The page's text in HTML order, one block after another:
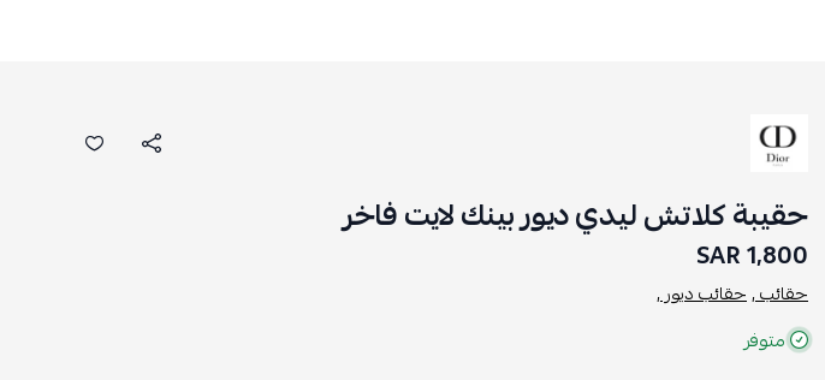
حقيبة كلاتش ليدي ديور بينك لايت فاخر
1,800 SAR
حقائب ,حقائب ديور ,
متوفر